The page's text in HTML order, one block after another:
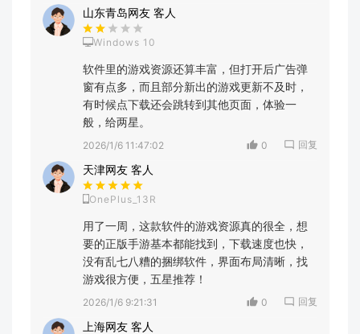
山东青岛网友 客人
Windows 10
软件里的游戏资源还算丰富，但打开后广告弹
窗有点多，而且部分新出的游戏更新不及时，
有时候点下载还会跳转到其他页面，体验一
般，给两星。
2026/1/6 11:47:02 0 回复
天津网友 客人
OnePlus_13R
用了一周，这款软件的游戏资源真的很全，想
要的正版手游基本都能找到，下载速度也快，
没有乱七八糟的捆绑软件，界面布局清晰，找
游戏很方便，五星推荐！
2026/1/6 9:21:31 0 回复
上海网友 客人